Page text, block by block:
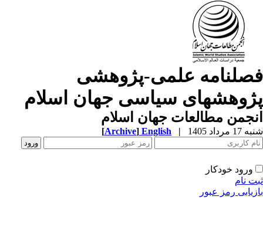
علمی-پژوهشی
سیاسی جهان اسلام
مطالعات جهان اسلام
مرداد 1405 |
English
[Archive]
ورود خودکار
نام
رمز عبور